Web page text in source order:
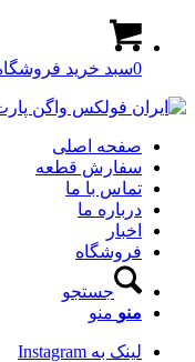
0سبد خرید
صفحه اصلی
سفارش قطعه
تماس با ما
درباره ما
اخبار
فروشگاه
جستجو
منو منو
لینک به Instagram